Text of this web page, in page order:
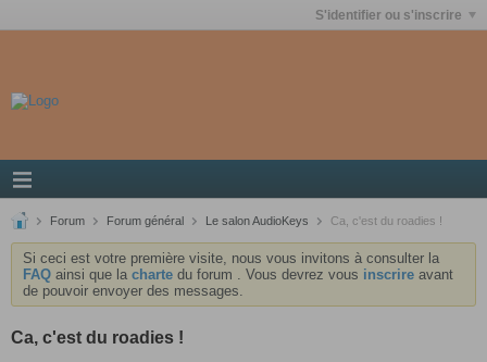
S'identifier ou s'inscrire
Forum Forum général Le salon AudioKeys Ca, c'est du roadies !
Si ceci est votre première visite, nous vous invitons à consulter la
FAQ ainsi que la charte du forum . Vous devrez vous inscrire avant
de pouvoir envoyer des messages.
Ca, c'est du roadies !